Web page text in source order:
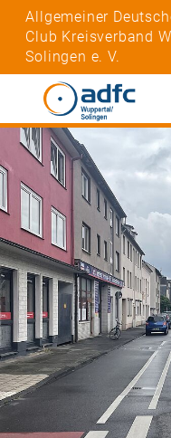
Allgemeiner
Club Kreisverband
Solingen e. V.